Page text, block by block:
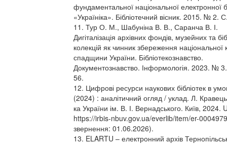
фундаментальної національної електронної
«Україніка». Бібліотечний вісник. 2015. № 2.
11. Тур О. М., Шабуніна В. В., Саранча В. І.
Дигіталізація архівних фондів, музейних та
колекцій як чинник збереження національної
спадщини України. Бібліотекознавство.
Документознавство. Інформологія. 2023. №
56.
12. Цифрові ресурси наукових бібліотек в
(2024) : аналітичний огляд / уклад. Л.
ка України ім. В. І. Вернадського. Київ, 2024.
https://irbis-nbuv.gov.ua/everlib/item/er-
звернення: 01.06.2026).
13. ELARTU – електронний архів